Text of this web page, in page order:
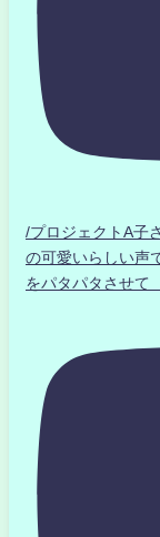
/プロジェクトA
の可愛いらしい声
をパタパタさせて